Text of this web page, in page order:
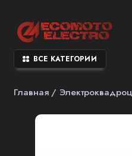
ВСЕ КАТЕГОРИИ
Главная